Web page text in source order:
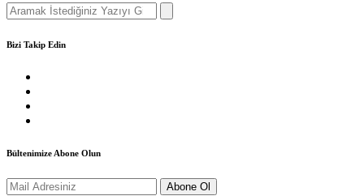
Search
for:
Bizi Takip Edin
Bültenimize Abone Olun